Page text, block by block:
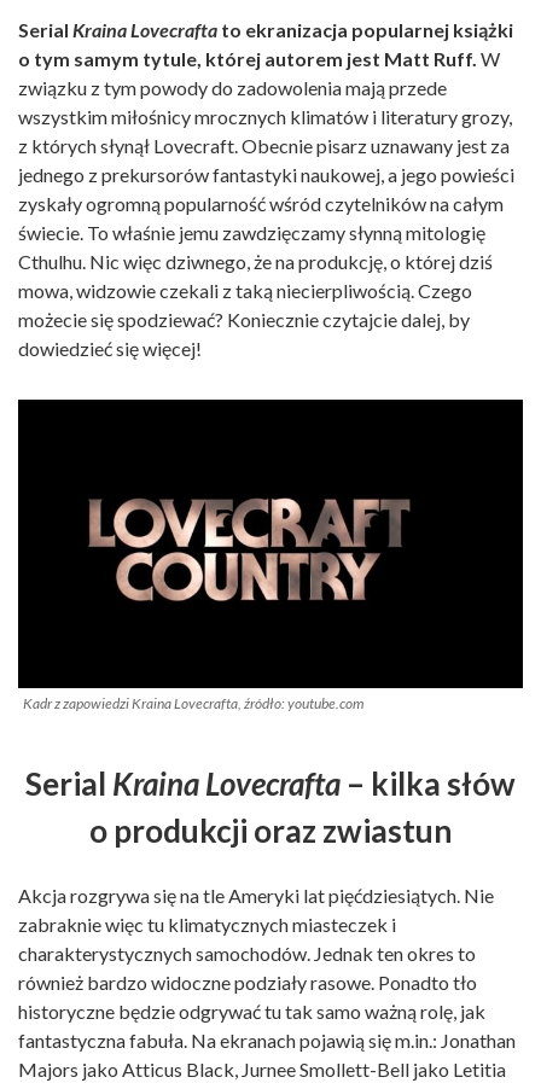
Serial Kraina Lovecrafta to ekranizacja popularnej książki
o tym samym tytule, której autorem jest Matt Ruff. W
związku z tym powody do zadowolenia mają przede
wszystkim miłośnicy mrocznych klimatów i literatury grozy,
z których słynął Lovecraft. Obecnie pisarz uznawany jest za
jednego z prekursorów fantastyki naukowej, a jego powieści
zyskały ogromną popularność wśród czytelników na całym
świecie. To właśnie jemu zawdzięczamy słynną mitologię
Cthulhu. Nic więc dziwnego, że na produkcję, o której dziś
mowa, widzowie czekali z taką niecierpliwością. Czego
możecie się spodziewać? Koniecznie czytajcie dalej, by
dowiedzieć się więcej!
Kadr z zapowiedzi Kraina Lovecrafta, źródło: youtube.com
Serial Kraina Lovecrafta – kilka słów
o produkcji oraz zwiastun
Akcja rozgrywa się na tle Ameryki lat pięćdziesiątych. Nie
zabraknie więc tu klimatycznych miasteczek i
charakterystycznych samochodów. Jednak ten okres to
również bardzo widoczne podziały rasowe. Ponadto tło
historyczne będzie odgrywać tu tak samo ważną rolę, jak
fantastyczna fabuła. Na ekranach pojawią się m.in.: Jonathan
Majors jako Atticus Black, Jurnee Smollett-Bell jako Letitia